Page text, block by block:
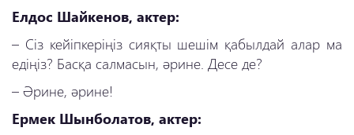
Елдос Шайкенов, актер:
– Сіз кейіпкеріңіз сияқты шешім қабылдай алар ма
едіңіз? Басқа салмасын, әрине. Десе де?
– Әрине, әрине!
Ермек Шынболатов, актер: